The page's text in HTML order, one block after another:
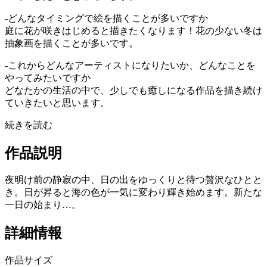
-どんなタイミングで絵を描くことが多いですか
庭に花が咲きはじめると描きたくなります！花の少ない冬は
抽象画を描くことが多いです。
-これからどんなアーティストになりたいか、どんなことを
やってみたいですか
どなたかの生活の中で、少しでも癒しになる作品を描き続け
ていきたいと思います。
続きを読む
作品説明
夜明け前の静寂の中、日の出をゆっくりと待つ贅沢なひとと
き。日が昇ると海の色が一気に変わり輝き始めます。新たな
一日の始まり…。
詳細情報
作品サイズ